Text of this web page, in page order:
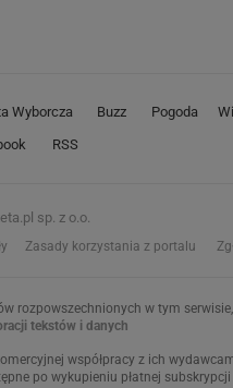
Wyborcza Buzz Pogoda
RSS
sp. z o.o.
Zasady korzystania z portalu
rozpowszechnionych w tym
tekstów i danych
współpracy z ich
po wykupieniu płatnej subskrypcji